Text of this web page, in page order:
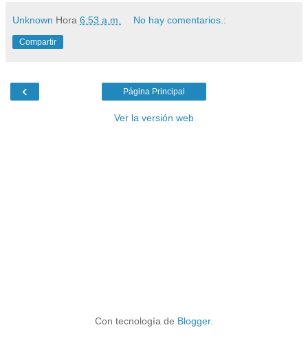
Unknown Hora 6:53 a.m. No hay comentarios.:
Compartir
‹ Página Principal
Ver la versión web
Con tecnología de Blogger.